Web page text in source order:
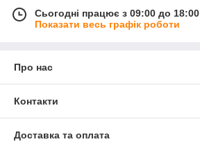
Сьогодні працює з 09:00 до 18:00
Показати весь графік роботи
Про нас
Контакти
Доставка та оплата